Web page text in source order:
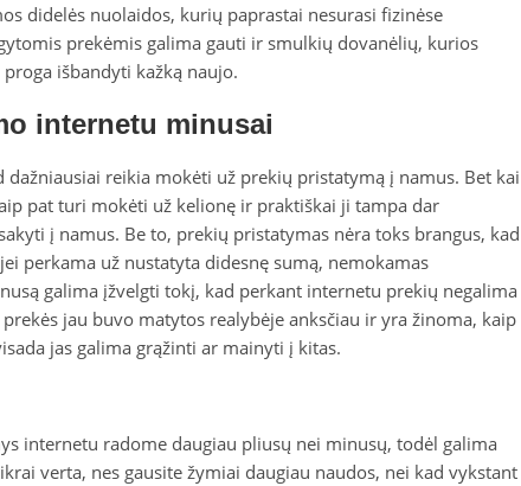
didelės nuolaidos, kurių paprastai nesurasi fizinėse
prekėmis galima gauti ir smulkių dovanėlių, kurios
išbandyti kažką naujo.
internetu minusai
dažniausiai reikia mokėti už prekių pristatymą į namus. Bet kai
pat turi mokėti už kelionę ir praktiškai ji tampa dar
į namus. Be to, prekių pristatymas nėra toks brangus, kad
perkama už nustatyta didesnę sumą, nemokamas
galima įžvelgti tokį, kad perkant internetu prekių negalima
jau buvo matytos realybėje anksčiau ir yra žinoma, kaip
jas galima grąžinti ar mainyti į kitas.
internetu radome daugiau pliusų nei minusų, todėl galima
verta, nes gausite žymiai daugiau naudos, nei kad vykstant